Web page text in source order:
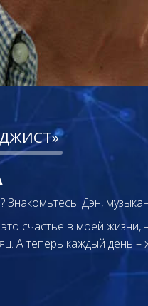
Знакомьтесь: Дэн,
счастье в моей
А теперь каждый день